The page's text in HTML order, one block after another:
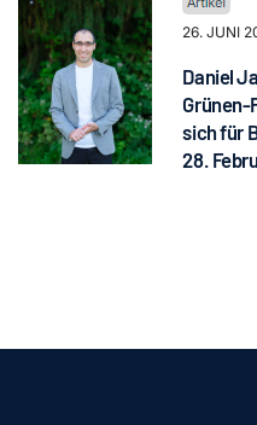
26. JUNI
Daniel
sich für
28.